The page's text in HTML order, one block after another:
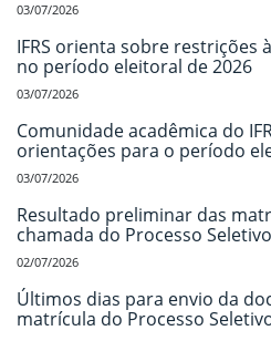
03/07/2026
IFRS orienta sobre restrições
no período eleitoral de 2026
03/07/2026
Comunidade acadêmica do
orientações para o período
03/07/2026
Resultado preliminar das
chamada do Processo
02/07/2026
Últimos dias para envio da
matrícula do Processo